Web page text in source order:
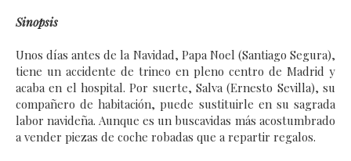
Sinopsis
Unos días antes de la Navidad, Papa Noel (Santiago Segura),
tiene un accidente de trineo en pleno centro de Madrid y
acaba en el hospital. Por suerte, Salva (Ernesto Sevilla), su
compañero de habitación, puede sustituirle en su sagrada
labor navideña. Aunque es un buscavidas más acostumbrado
a vender piezas de coche robadas que a repartir regalos.